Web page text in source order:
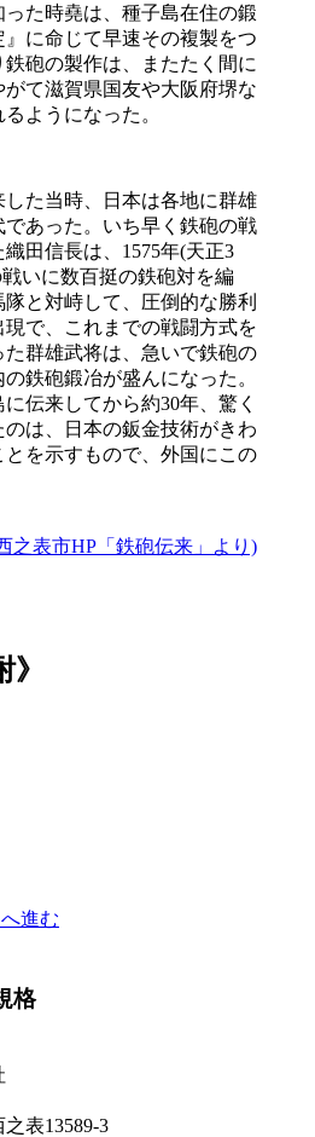
た時堯は、種子島在住の鍛
に命じて早速その複製をつ
鉄砲の製作は、またたく間に
て滋賀県国友や大阪府堺な
ようになった。
た当時、日本は各地に群雄
あった。いち早く鉄砲の戦
田信長は、1575年(天正3
いに数百挺の鉄砲対を編
と対峙して、圧倒的な勝利
で、これまでの戦闘方式を
群雄武将は、急いで鉄砲の
鉄砲鍛冶が盛んになった。
伝来してから約30年、驚く
は、日本の鈑金技術がきわ
を示すもので、外国にこの
之表市HP「鉄砲伝来」より)
進む
格
表13589-3